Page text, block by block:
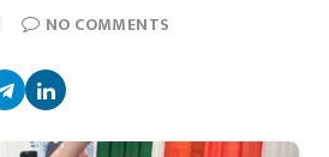
NO COMMENTS